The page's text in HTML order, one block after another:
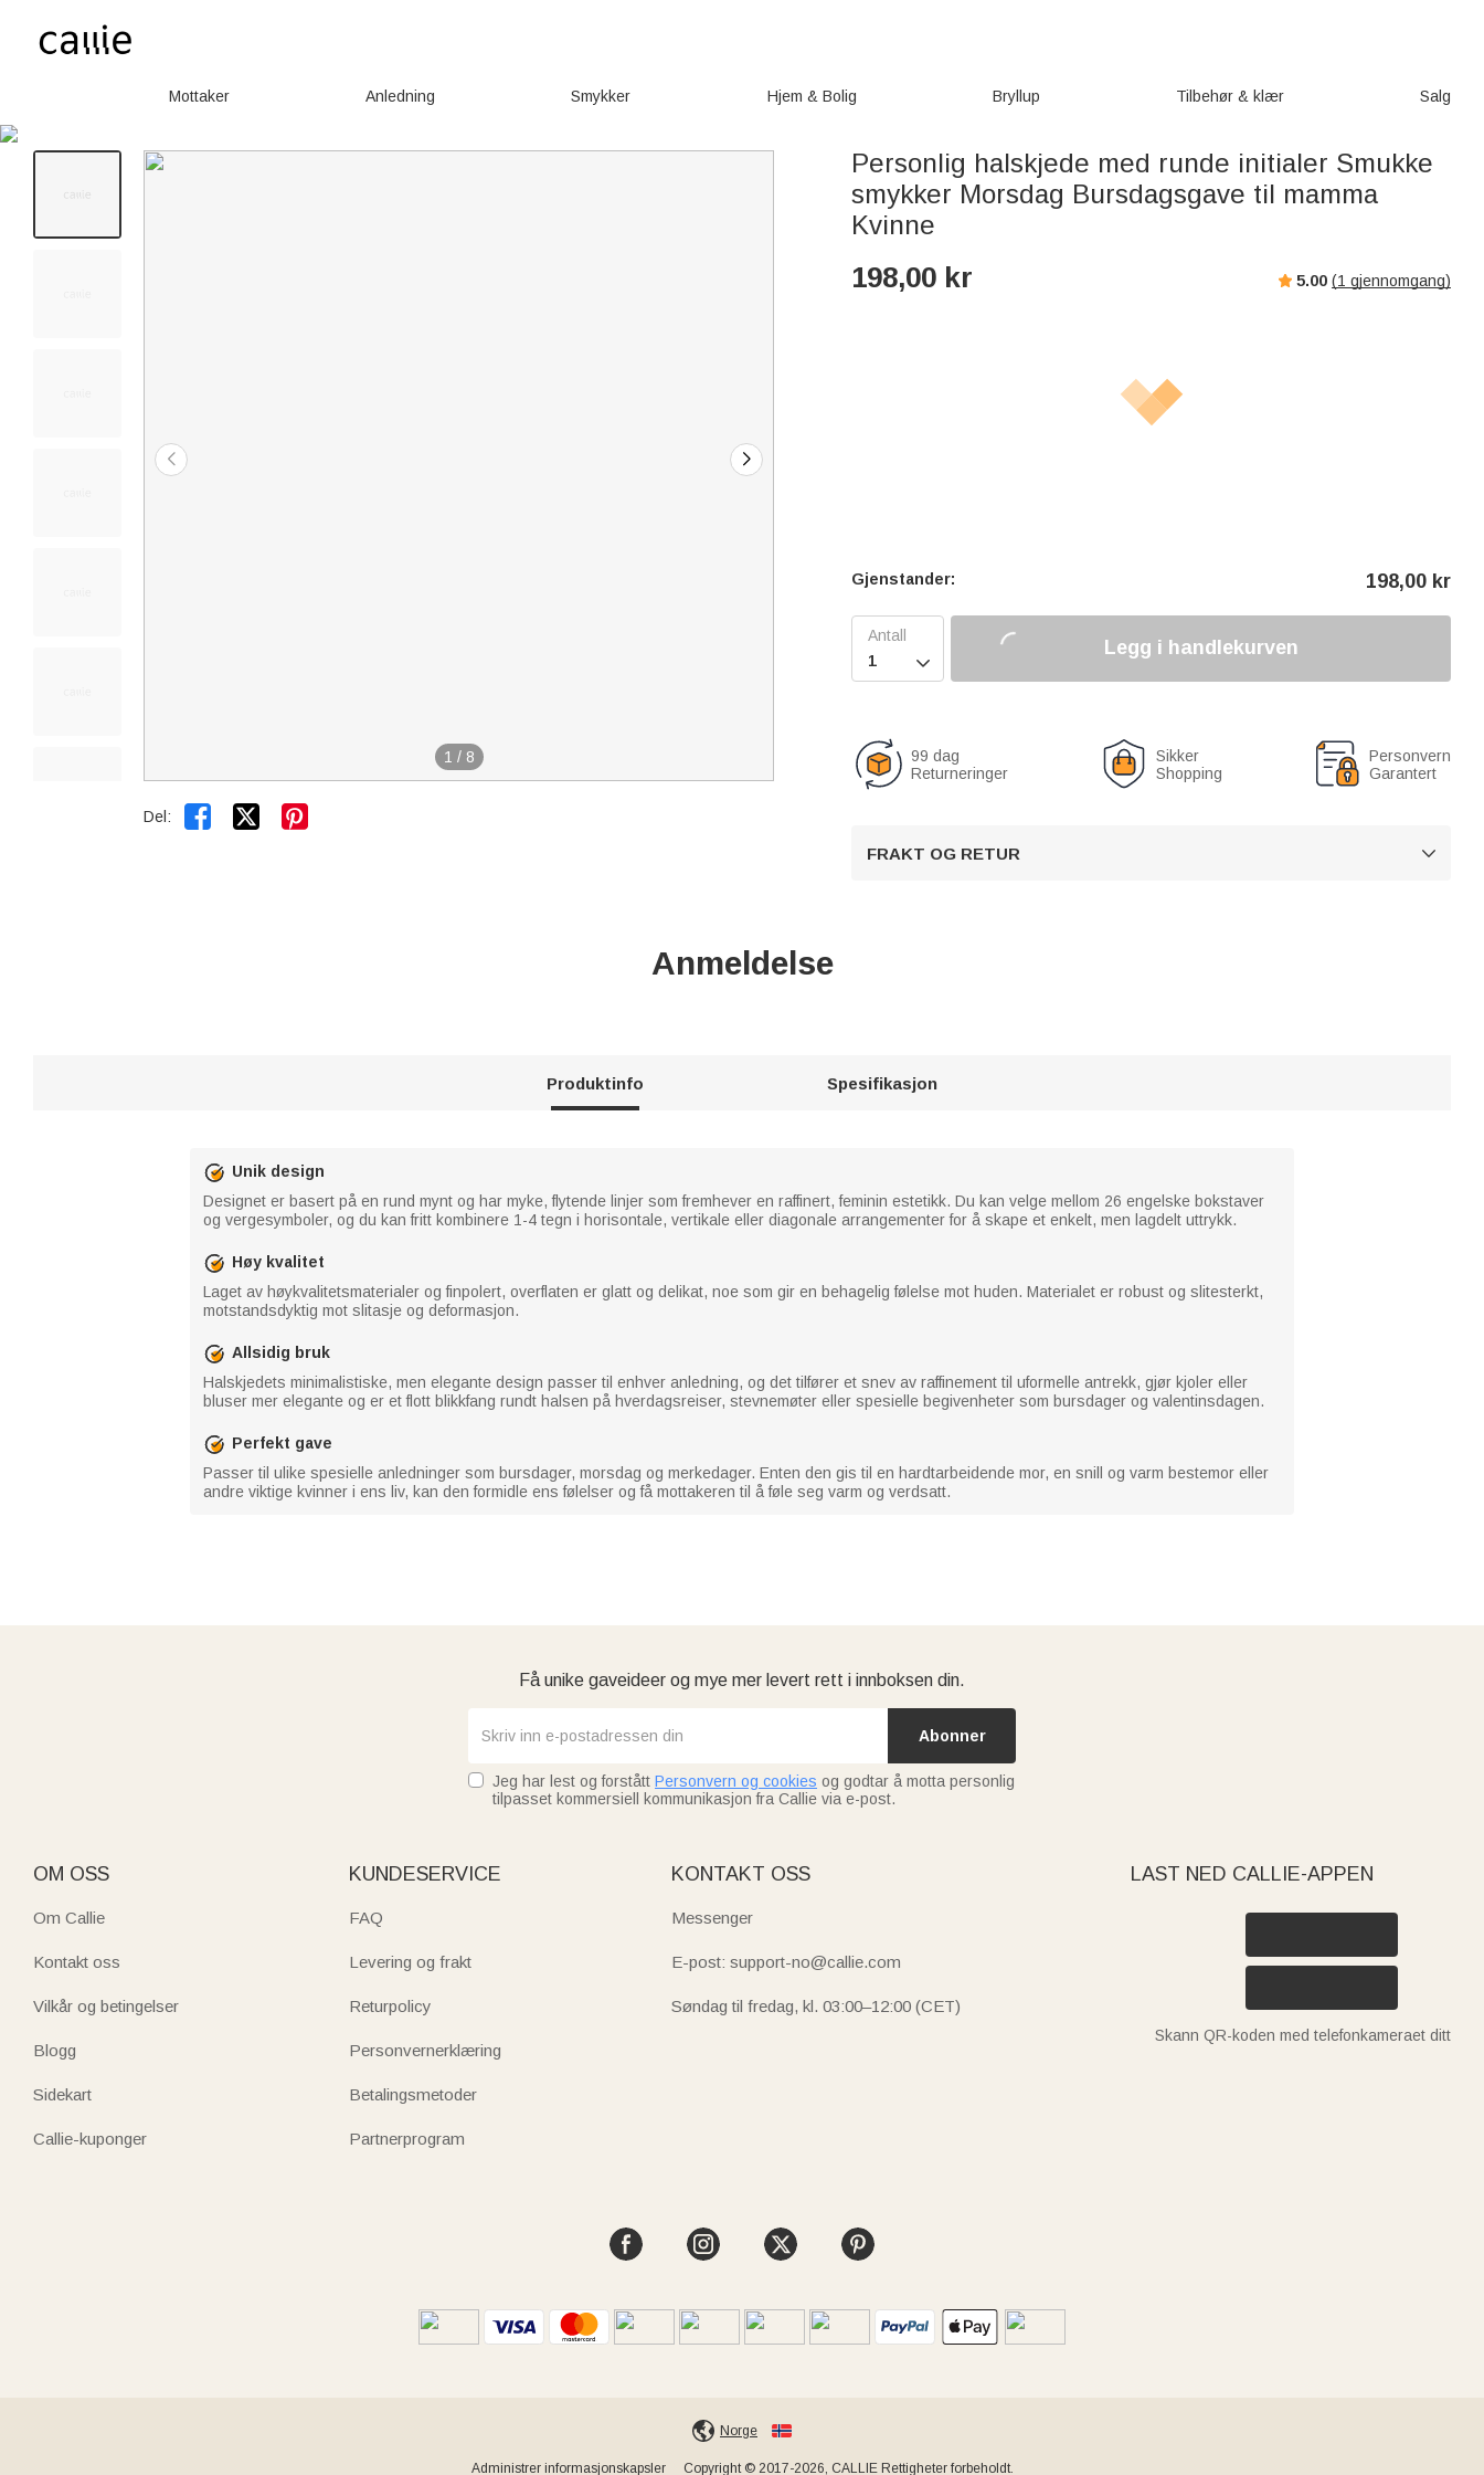
Mottaker Anledning Smykker Hjem & Bolig Bryllup Tilbehør & klær Salg
1 / 8
Del:  
Personlig halskjede med runde initialer Smukke
smykker Morsdag Bursdagsgave til mamma
Kvinne
198,00 kr 5.00 (1 gjennomgang)
Gjenstander: 198,00 kr

Legg i handlekurven
99 dag
Returneringer
Sikker
Shopping
Personvern
Garantert
FRAKT OG RETUR 
Anmeldelse
Produktinfo Spesifikasjon
Unik design
Designet er basert på en rund mynt og har myke, flytende linjer som fremhever en raffinert, feminin estetikk. Du kan velge mellom 26 engelske bokstaver
og vergesymboler, og du kan fritt kombinere 1-4 tegn i horisontale, vertikale eller diagonale arrangementer for å skape et enkelt, men lagdelt uttrykk.
Høy kvalitet
Laget av høykvalitetsmaterialer og finpolert, overflaten er glatt og delikat, noe som gir en behagelig følelse mot huden. Materialet er robust og slitesterkt,
motstandsdyktig mot slitasje og deformasjon.
Allsidig bruk
Halskjedets minimalistiske, men elegante design passer til enhver anledning, og det tilfører et snev av raffinement til uformelle antrekk, gjør kjoler eller
bluser mer elegante og er et flott blikkfang rundt halsen på hverdagsreiser, stevnemøter eller spesielle begivenheter som bursdager og valentinsdagen.
Perfekt gave
Passer til ulike spesielle anledninger som bursdager, morsdag og merkedager. Enten den gis til en hardtarbeidende mor, en snill og varm bestemor eller
andre viktige kvinner i ens liv, kan den formidle ens følelser og få mottakeren til å føle seg varm og verdsatt.
Få unike gaveideer og mye mer levert rett i innboksen din.
Abonner
Jeg har lest og forstått Personvern og cookies og godtar å motta personlig
tilpasset kommersiell kommunikasjon fra Callie via e-post.
OM OSS
Om Callie
Kontakt oss
Vilkår og betingelser
Blogg
Sidekart
Callie-kuponger
KUNDESERVICE
FAQ
Levering og frakt
Returpolicy
Personvernerklæring
Betalingsmetoder
Partnerprogram
KONTAKT OSS
Messenger
E-post: support-no@callie.com
Søndag til fredag, kl. 03:00–12:00 (CET)
LAST NED CALLIE-APPEN
Skann QR-koden med telefonkameraet ditt
Norge
Administrer informasjonskapsler Copyright © 2017-2026, CALLIE Rettigheter forbeholdt.